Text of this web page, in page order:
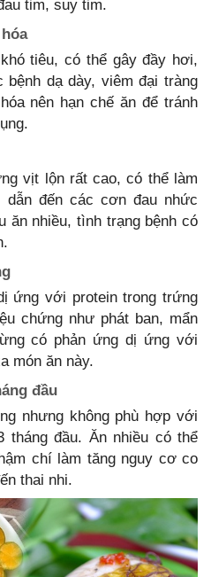
tim, suy tim.
tiêu, có thể gây đầy hơi,
dạ dày, viêm đại tràng
nên hạn chế ăn để tránh
vịt lộn rất cao, có thể làm
dẫn đến các cơn đau nhức
ăn nhiều, tình trạng bệnh có
ứng với protein trong trứng
chứng như phát ban, mẩn
có phản ứng dị ứng với
món ăn này.
đầu
nhưng không phù hợp với
tháng đầu. Ăn nhiều có thể
chí làm tăng nguy cơ co
thai nhi.